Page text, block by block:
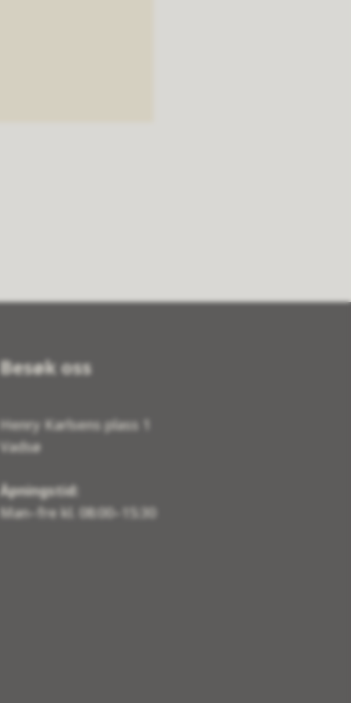
Besøk oss
Henry Karlsens plass 1
Vadsø
Åpningstid:
Man–fre kl. 08:00–15:30